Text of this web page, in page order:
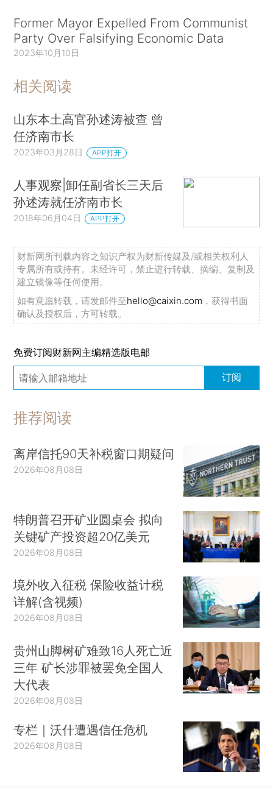
Former Mayor Expelled From Communist
Party Over Falsifying Economic Data
2023年10月10日
相关阅读
山东本土高官孙述涛被查 曾
任济南市长
2023年03月28日 APP打开
人事观察|卸任副省长三天后
孙述涛就任济南市长
2018年06月04日 APP打开
财新网所刊载内容之知识产权为财新传媒及/或相关权利人
专属所有或持有。未经许可，禁止进行转载、摘编、复制及
建立镜像等任何使用。
如有意愿转载，请发邮件至hello@caixin.com ，获得书面
确认及授权后，方可转载。
免费订阅财新网主编精选版电邮
订阅
推荐阅读
离岸信托90天补税窗口期疑问
2026年08月08日
特朗普召开矿业圆桌会 拟向
关键矿产投资超20亿美元
2026年08月08日
境外收入征税 保险收益计税
详解(含视频)
2026年08月08日
贵州山脚树矿难致16人死亡近
三年 矿长涉罪被罢免全国人
大代表
2026年08月08日
专栏｜沃什遭遇信任危机
2026年08月08日